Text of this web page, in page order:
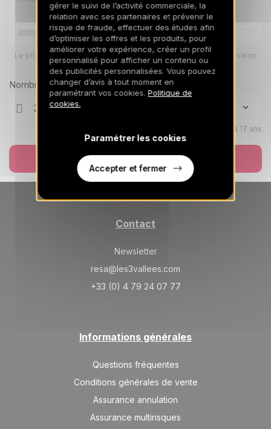
avr. 2027
AVR.
787 €
/hébergement
Retour le
10/04/2027
SAM.
10
Retour le
17/04/2027
Le prix total pour votre sélection sera ajusté en page suivante selon
vos options
Nombre de voyageurs
Enfants âgés de 0 à 17 ans
Réserver
Contact
Newsletter
resa@les3vallees.com
+33 (0) 4 79 24 07 77
Informations générales
Questions fréquentes
Conditions générales de vente
Assurance annulation
Assurance multirisques
gérer le suivi de l’activité commerciale, la
relation avec ses partenaires et prévenir le
risque de fraude, effectuer des études afin
d’optimiser les offres et les produits, pour
améliorer votre expérience, créer un profil
personnalisé pour afficher un contenu ou
des publicités personnalisées. Vous pouvez
changer d’avis à tout moment en
paramétrant vos cookies. Politique de
cookies.
Paramétrer les cookies
Accepter et fermer